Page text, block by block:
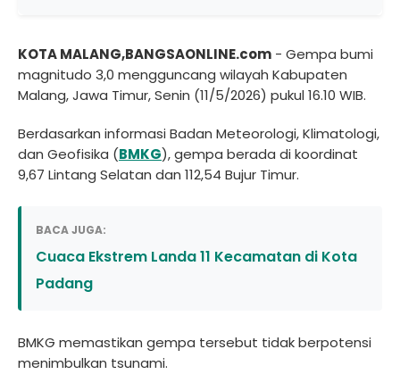
KOTA MALANG,BANGSAONLINE.com - Gempa bumi
magnitudo 3,0 mengguncang wilayah Kabupaten
Malang, Jawa Timur, Senin (11/5/2026) pukul 16.10 WIB.
Berdasarkan informasi Badan Meteorologi, Klimatologi,
dan Geofisika (BMKG), gempa berada di koordinat
9,67 Lintang Selatan dan 112,54 Bujur Timur.
BACA JUGA:
Cuaca Ekstrem Landa 11 Kecamatan di Kota
Padang
BMKG memastikan gempa tersebut tidak berpotensi
menimbulkan tsunami.